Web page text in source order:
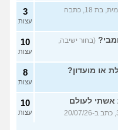
(אנונימית, בת 18, כתבה
3
עצות
(בחור ישיבה,
10
עצות
או מועדון? 8
עצות
אשתי לעולם
(אבי, בן 30, כתב ב-20/07/26
10
עצות